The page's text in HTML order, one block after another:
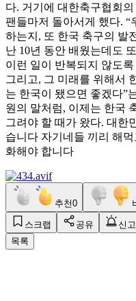
다. 거기에 대한축구협회
팬들마저 돌아서게 했다.
하는지, 또 한국 축구의 발
난 10년 동안 배웠는데도
이런 일이 반복되지 않도
그리고, 그 미래를 위해서
는 한국이 됐으면 좋겠다”
원의 말처럼, 이제는 한국
그려야 할 때가 왔다. 대한
습니다 자기네들 끼리 해
화해야 합니다
추천0
스크랩 공유
신고
목록